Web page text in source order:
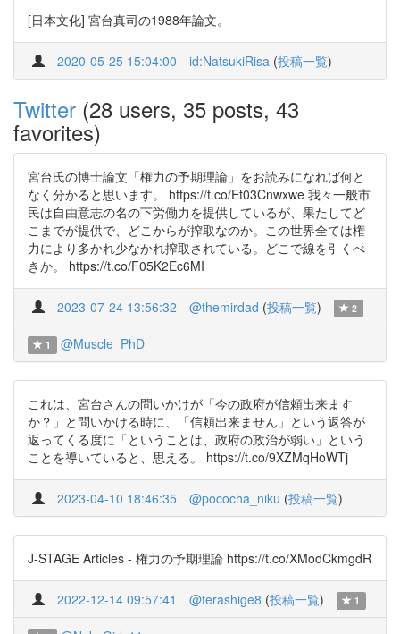
[日本文化] 宮台真司の1988年論文。
2020-05-25 15:04:00 id:NatsukiRisa (投稿一覧)
Twitter (28 users, 35 posts, 43
favorites)
宮台氏の博士論文「権力の予期理論」をお読みになれば何と
なく分かると思います。 https://t.co/Et03Cnwxwe 我々一般市
民は自由意志の名の下労働力を提供しているが、果たしてど
こまでが提供で、どこからが搾取なのか。この世界全ては権
力により多かれ少なかれ搾取されている。どこで線を引くべ
きか。 https://t.co/F05K2Ec6MI
2023-07-24 13:56:32 @themirdad (投稿一覧) 2
1 @Muscle_PhD
これは、宮台さんの問いかけが「今の政府が信頼出来ます
か？」と問いかける時に、「信頼出来ません」という返答が
返ってくる度に「ということは、政府の政治が弱い」という
ことを導いていると、思える。 https://t.co/9XZMqHoWTj
2023-04-10 18:46:35 @pococha_niku (投稿一覧)
J-STAGE Articles - 権力の予期理論 https://t.co/XModCkmgdR
2022-12-14 09:57:41 @terashige8 (投稿一覧) 1